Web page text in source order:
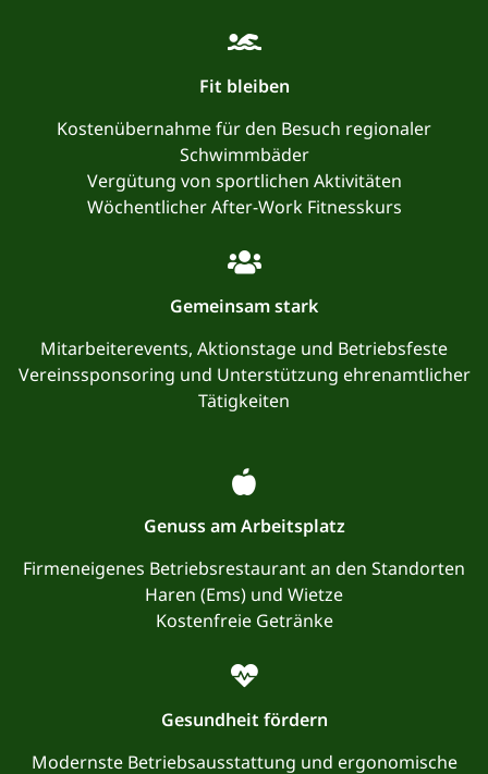
Fit bleiben
Kostenübernahme für den Besuch regionaler
Schwimmbäder
Vergütung von sportlichen Aktivitäten
Wöchentlicher After-Work Fitnesskurs
Gemeinsam stark
Mitarbeiterevents, Aktionstage und Betriebsfeste
Vereinssponsoring und Unterstützung ehrenamtlicher
Tätigkeiten
Genuss am Arbeitsplatz
Firmeneigenes Betriebsrestaurant an den Standorten
Haren (Ems) und Wietze
Kostenfreie Getränke
Gesundheit fördern
Modernste Betriebsausstattung und ergonomische